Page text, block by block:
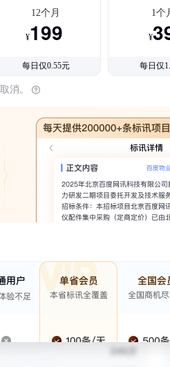
12个月
¥199
每日仅0.55元
1个
¥
每日仅
消。